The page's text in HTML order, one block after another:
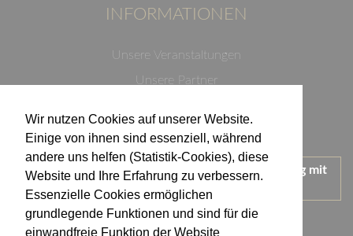
Wir nutzen Cookies auf unserer Website.
Einige von ihnen sind essenziell, während
andere uns helfen (Statistik-Cookies), diese
Website und Ihre Erfahrung zu verbessern.
Essenzielle Cookies ermöglichen
grundlegende Funktionen und sind für die
einwandfreie Funktion der Website
INFORMATIONEN
Unsere Veranstaltungen
Unsere Partner
Impressum
Wir treten für einen verantwortungsvollen Umgang mit
Alkohol ein.
KONTAKT